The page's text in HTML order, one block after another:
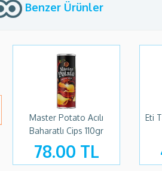
Benzer Ürünler
Master Potato Acılı
Baharatlı Cips 110gr
78.00 TL
Eti